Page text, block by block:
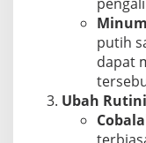
putih
dapat
Ubah